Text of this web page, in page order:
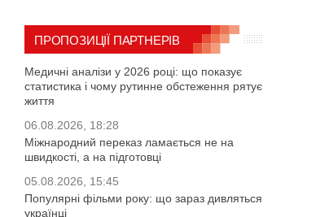
ПРОПОЗИЦІЇ ПАРТНЕРІВ
Медичні аналізи у 2026 році: що показує
статистика і чому рутинне обстеження рятує
життя
06.08.2026, 18:28
Міжнародний переказ ламається не на
швидкості, а на підготовці
05.08.2026, 15:45
Популярні фільми року: що зараз дивляться
українці